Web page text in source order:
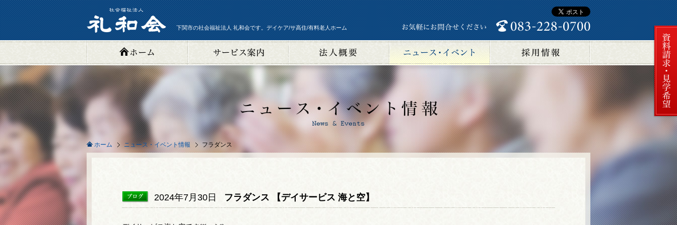
下関市の社会福祉法人 礼和会です。デイケア/サ高住/有料老人ホーム
ホーム ニュース・イベント情報 フラダンス
2024年7月30日 フラダンス 【デイサービス 海と空】